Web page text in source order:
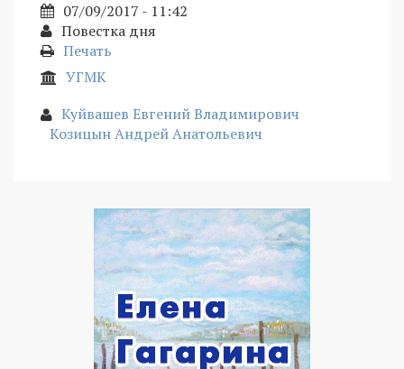
07/09/2017 - 11:42
Повестка дня
Печать
УГМК
Куйвашев Евгений Владимирович
Козицын Андрей Анатольевич